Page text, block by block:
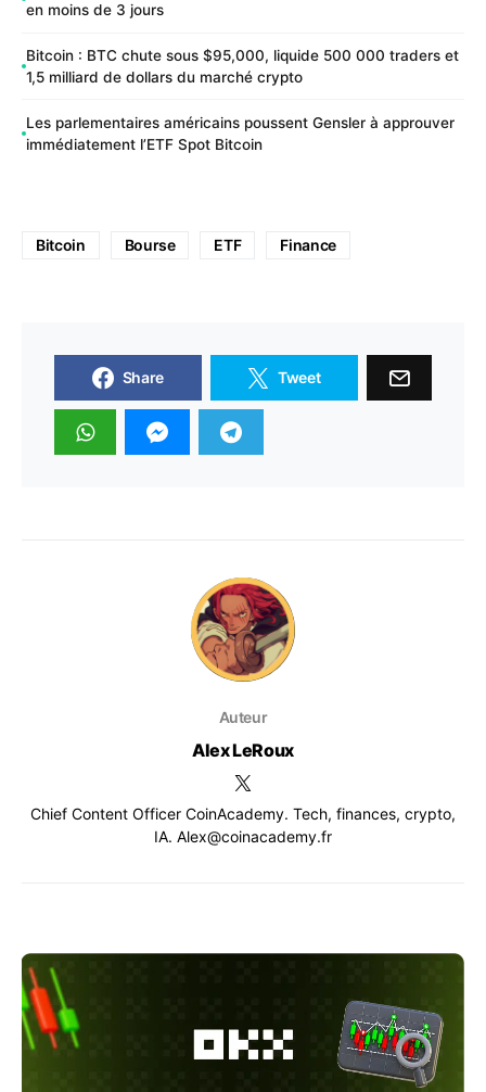
en moins de 3 jours
Bitcoin : BTC chute sous $95,000, liquide 500 000 traders et
1,5 milliard de dollars du marché crypto
Les parlementaires américains poussent Gensler à approuver
immédiatement l’ETF Spot Bitcoin
Bitcoin Bourse ETF Finance
Share Tweet
Auteur
Alex LeRoux
Chief Content Officer CoinAcademy. Tech, finances, crypto,
IA. Alex@coinacademy.fr